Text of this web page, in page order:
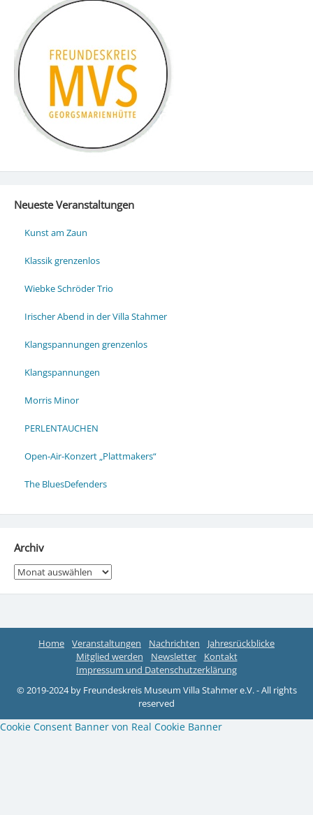
Neueste Veranstaltungen
Kunst am Zaun
Klassik grenzenlos
Wiebke Schröder Trio
Irischer Abend in der Villa Stahmer
Klangspannungen grenzenlos
Klangspannungen
Morris Minor
PERLENTAUCHEN
Open-Air-Konzert „Plattmakers“
The BluesDefenders
Archiv
Archiv
Home Veranstaltungen Nachrichten
Jahresrückblicke
Mitglied werden
Newsletter
Kontakt
Impressum und Datenschutzerklärung
© 2019-2024 by Freundeskreis Museum Villa Stahmer e.V. - All rights
reserved
Cookie Consent Banner von Real Cookie Banner